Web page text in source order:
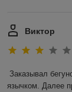
Виктор
Заказывал
язычком. Далее